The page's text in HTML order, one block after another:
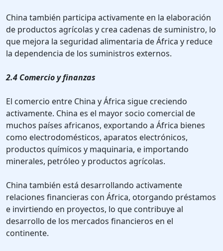
China también participa activamente en la elaboración
de productos agrícolas y crea cadenas de suministro, lo
que mejora la seguridad alimentaria de África y reduce
la dependencia de los suministros externos.
2.4 Comercio y finanzas
El comercio entre China y África sigue creciendo
activamente. China es el mayor socio comercial de
muchos países africanos, exportando a África bienes
como electrodomésticos, aparatos electrónicos,
productos químicos y maquinaria, e importando
minerales, petróleo y productos agrícolas.
China también está desarrollando activamente
relaciones financieras con África, otorgando préstamos
e invirtiendo en proyectos, lo que contribuye al
desarrollo de los mercados financieros en el
continente.